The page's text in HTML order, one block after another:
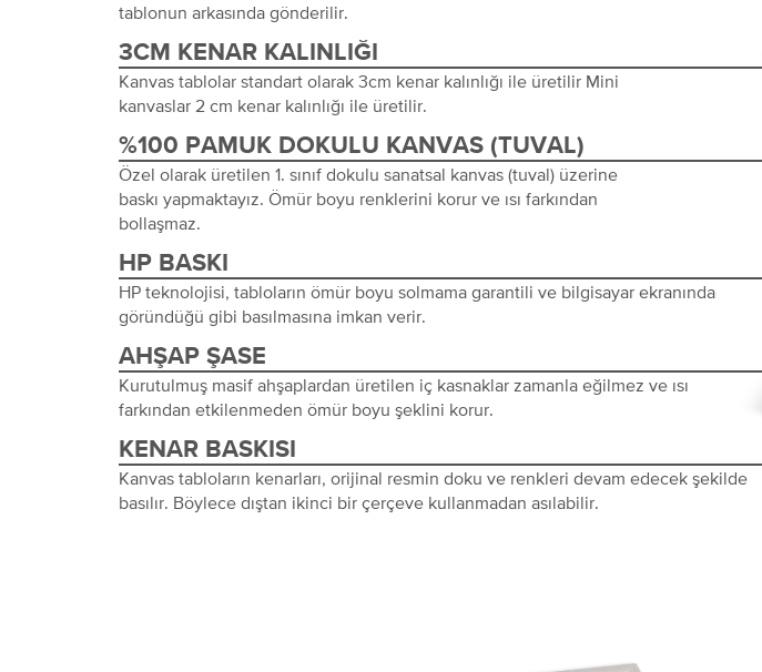
tablonun arkasında gönderilir.
3CM KENAR KALINLIĞI
Kanvas tablolar standart olarak 3cm kenar kalınlığı ile üretilir Mini
kanvaslar 2 cm kenar kalınlığı ile üretilir.
%100 PAMUK DOKULU KANVAS (TUVAL)
Özel olarak üretilen 1. sınıf dokulu sanatsal kanvas (tuval) üzerine
baskı yapmaktayız. Ömür boyu renklerini korur ve ısı farkından
bollaşmaz.
HP BASKI
HP teknolojisi, tabloların ömür boyu solmama garantili ve bilgisayar ekranında
göründüğü gibi basılmasına imkan verir.
AHŞAP ŞASE
Kurutulmuş masif ahşaplardan üretilen iç kasnaklar zamanla eğilmez ve ısı
farkından etkilenmeden ömür boyu şeklini korur.
KENAR BASKISI
Kanvas tabloların kenarları, orijinal resmin doku ve renkleri devam edecek şekilde
basılır. Böylece dıştan ikinci bir çerçeve kullanmadan asılabilir.